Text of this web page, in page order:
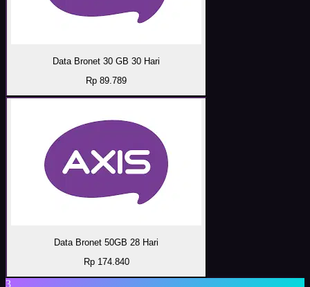
Data Bronet 30 GB 30 Hari
Rp 89.789
Data Bronet 50GB 28 Hari
Rp 174.840
3